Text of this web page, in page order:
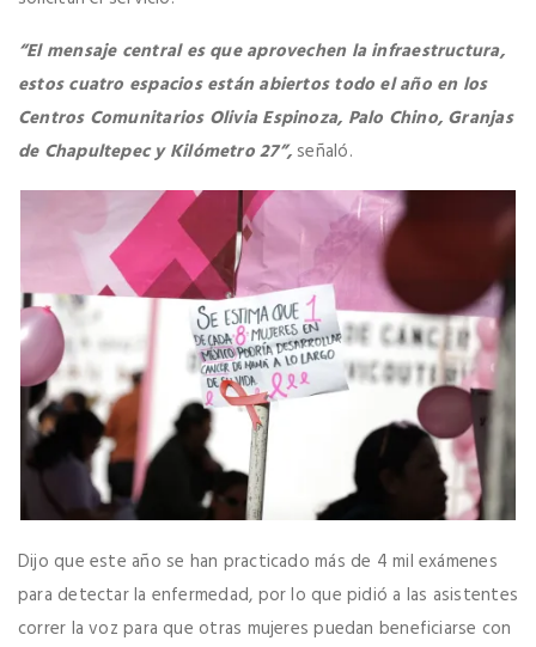
“El mensaje central es que aprovechen la infraestructura,
estos cuatro espacios están abiertos todo el año en los
Centros Comunitarios Olivia Espinoza, Palo Chino, Granjas
de Chapultepec y Kilómetro 27”,señaló.
Dijo que este año se han practicado más de 4 mil exámenes
para detectar la enfermedad, por lo que pidió a las asistentes
correr la voz para que otras mujeres puedan beneficiarse con